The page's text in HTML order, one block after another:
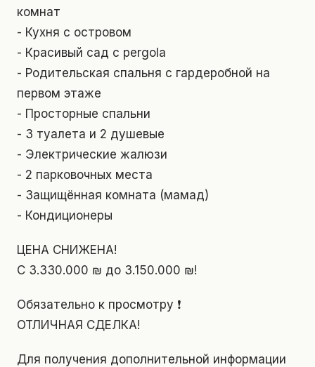
комнат
- Кухня с островом
- Красивый сад с pergola
- Родительская спальня с гардеробной на
первом этаже
- Просторные спальни
- 3 туалета и 2 душевые
- Электрические жалюзи
- 2 парковочных места
- Защищённая комната (мамад)
- Кондиционеры
ЦЕНА СНИЖЕНА!
С 3.330.000 ₪ до 3.150.000 ₪!
Обязательно к просмотру ❗
ОТЛИЧНАЯ СДЕЛКА!
Для получения дополнительной информации